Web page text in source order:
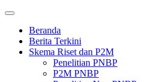
Beranda
Berita Terkini
Skema Riset dan P2M
Penelitian PNBP
P2M PNBP